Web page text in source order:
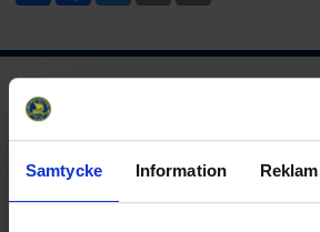
Samtycke Information